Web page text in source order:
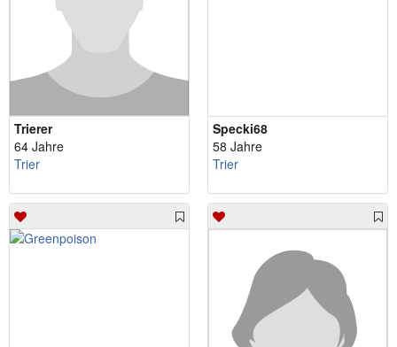
Trierer
64 Jahre
Trier
Specki68
58 Jahre
Trier